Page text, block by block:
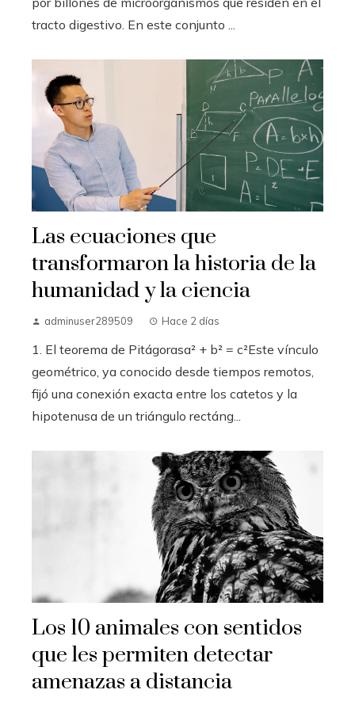
tracto digestivo. En este conjunto ...
Las ecuaciones que
transformaron la historia de la
humanidad y la ciencia
adminuser289509 Hace 2 días
1. El teorema de Pitágorasa² + b² = c²Este vínculo
geométrico, ya conocido desde tiempos remotos,
fijó una conexión exacta entre los catetos y la
hipotenusa de un triángulo rectáng...
Los 10 animales con sentidos
que les permiten detectar
amenazas a distancia